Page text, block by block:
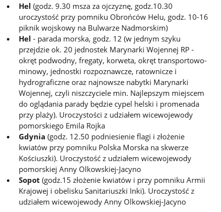
Hel (godz. 9.30 msza za ojczyznę, godz.10.30
uroczystość przy pomniku Obrońców Helu, godz. 10-16
piknik wojskowy na Bulwarze Nadmorskim)
Hel- parada morska, godz. 12 (w jednym szyku
przejdzie ok. 20 jednostek Marynarki Wojennej RP -
okręt podwodny, fregaty, korweta, okręt transportowo-
minowy, jednostki rozpoznawcze, ratownicze i
hydrograficzne oraz najnowsze nabytki Marynarki
Wojennej, czyli niszczyciele min. Najlepszym miejscem
do oglądania parady będzie cypel helski i promenada
przy plaży). Uroczystości z udziałem wicewojewody
pomorskiego Emila Rojka
Gdynia (godz. 12.50 podniesienie flagi i złożenie
kwiatów przy pomniku Polska Morska na skwerze
Kościuszki). Uroczystość z udziałem wicewojewody
pomorskiej Anny Olkowskiej-Jacyno
Sopot (godz.15 złożenie kwiatów i przy pomniku Armii
Krajowej i obelisku Sanitariuszki Inki). Uroczystość z
udziałem wicewojewody Anny Olkowskiej-Jacyno